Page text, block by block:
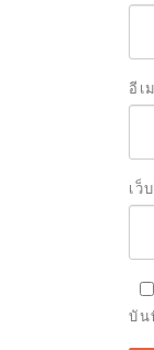
อีเ
เว็
บัน